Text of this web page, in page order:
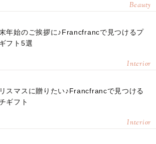
Beauty
年始のご挨拶に♪Francfrancで見つけるプ
フト5選
Interior
スマスに贈りたい♪Francfrancで見つける
ギフト
Interior